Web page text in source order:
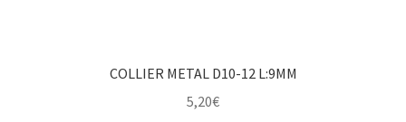
COLLIER METAL D10-12 L:9MM
5,20€